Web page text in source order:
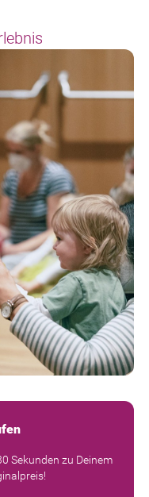
Sekunden zu Deinem